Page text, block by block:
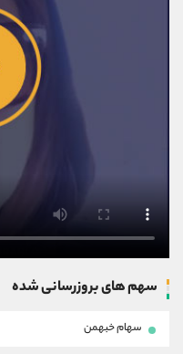
سهم های بروزرسانی شده
سهام خبهمن